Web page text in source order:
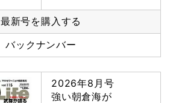
最新号を購入する
バックナンバー
2026年8月号
強い朝倉海が